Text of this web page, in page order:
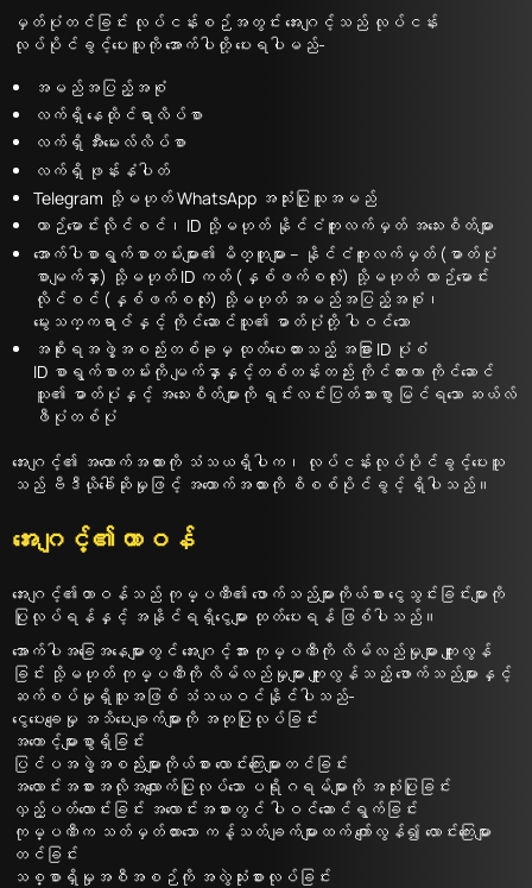
မှတ်ပုံတင်ခြင်း လုပ်ငန်းစဉ်အတွင်း အေးဂျင့်သည် လုပ်ငန်း
လုပ်ပိုင်ခွင့်ပေးသူကို အောက်ပါတို့ ပေးရပါမည်-
အမည်အပြည့်အစုံ
လက်ရှိ နေထိုင်ရာလိပ်စာ
လက်ရှိ အီးမေးလ်လိပ်စာ
လက်ရှိ ဖုန်းနံပါတ်
Telegram သို့မဟုတ် WhatsApp အသုံးပြုသူအမည်
ယာဉ်မောင်းလိုင်စင်၊ ID သို့မဟုတ် နိုင်ငံကူးလက်မှတ် အသေးစိတ်များ
အောက်ပါစာရွက်စာတမ်းများ၏ မိတ္တူများ – နိုင်ငံကူးလက်မှတ် (ဓာတ်ပုံ
စာမျက်နှာ) သို့မဟုတ် ID ကတ် (နှစ်ဖက်စလုံး) သို့မဟုတ် ယာဉ်မောင်း
လိုင်စင် (နှစ်ဖက်စလုံး) သို့မဟုတ် အမည်အပြည့်အစုံ၊
မွေးသက္ကရာဇ်နှင့် ကိုင်ဆောင်သူ၏ ဓာတ်ပုံတို့ ပါဝင်သော
အစိုးရအဖွဲ့အစည်းတစ်ခုမှ ထုတ်ပေးထားသည့် အခြား ID ပုံစံ
ID စာရွက်စာတမ်းကို မျက်နှာနှင့်တစ်တန်းတည်း ကိုင်ထားကာ ကိုင်ဆောင်
သူ၏ ဓာတ်ပုံနှင့် အသေးစိတ်များကို ရှင်းလင်းပြတ်သားစွာ မြင်ရသော ဆယ်လ်
ဖီပုံတစ်ပုံ
အေးဂျင့်၏ အထောက်အထားကို သံသယရှိပါက၊ လုပ်ငန်းလုပ်ပိုင်ခွင့်ပေးသူ
သည် ဗီဒီယိုခေါ်ဆိုမှုဖြင့် အထောက်အထားကို စိစစ်ပိုင်ခွင့် ရှိပါသည်။
အေးဂျင့်၏တာဝန်
အေးဂျင့်၏တာဝန်သည် ကုမ္ပဏီ၏ ဖောက်သည်များကိုယ်စား ငွေသွင်းခြင်းများကို
ပြုလုပ်ရန်နှင့် အနိုင်ရရှိငွေများ ထုတ်ပေးရန် ဖြစ်ပါသည်။
အောက်ပါအခြေအနေများတွင် အေးဂျင့်အား ကုမ္ပဏီကို လိမ်လည်မှုများ ကျူးလွန်
ခြင်း သို့မဟုတ် ကုမ္ပဏီကို လိမ်လည်မှုများ ကျူးလွန်သည့် ဖောက်သည်များနှင့်
ဆက်စပ်မှုရှိသူအဖြစ် သံသယဝင်နိုင်ပါသည်-
ငွေပေးချေမှု အသိပေးချက်များကို အတုပြုလုပ်ခြင်း
အကောင့်များစွာရှိခြင်း
ပြင်ပအဖွဲ့အစည်းများကိုယ်စား လောင်းကြေးများတင်ခြင်း
အလောင်းအစားအလိုအလျောက်ပြုလုပ်သော ပရိုဂရမ်များကို အသုံးပြုခြင်း
လှည့်ပတ်လောင်းခြင်း အလောင်းအစားတွင် ပါဝင်ဆောင်ရွက်ခြင်း
ကုမ္ပဏီက သတ်မှတ်ထားသော ကန့်သတ်ချက်များထက် ကျော်လွန်၍ လောင်းကြေးများ
တင်ခြင်း
သစ္စာရှိမှုအစီအစဉ်ကို အလွဲသုံးစားလုပ်ခြင်း